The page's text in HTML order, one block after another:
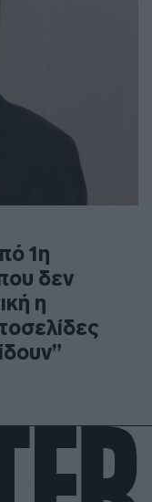
1η
δεν
η